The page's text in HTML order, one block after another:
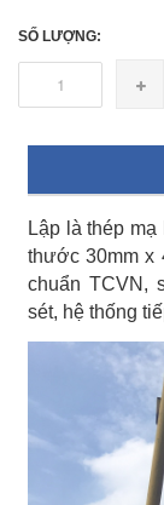
SỐ LƯỢNG:
Lập là thép
thước 30mm x
chuẩn TCVN,
sét, hệ thống